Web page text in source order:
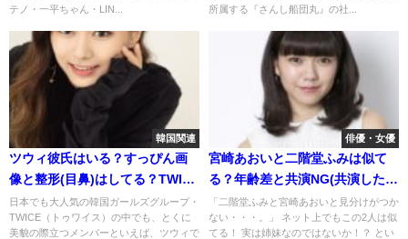
テノ・一平ちゃん・LIN...
所属する『さんし船団丸』の社...
韓国関連
ツウィ彼氏はいる？すっぴん画
像と整形(目鼻)はしてる？TWICE
脱退の噂はホント！？
日本でも大人気の韓国ガールズグループ・
TWICE（トゥワイス）の中でも、とくに
美貌の際立つメンバーといえば、ツウィで
俳優・女優
宮崎あおいと二階堂ふみは似て
る？年齢差と共演NG(共演したこ
とはあるのか)？
「二階堂ふみと宮崎あおいと見分けがつか
ない・・・。」 ネット上でもこの2人は似
てる！ 実は姉妹なのではないか！？ とい